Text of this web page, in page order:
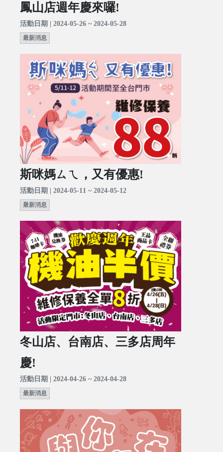
鳳山店週年慶來囉!
活動日期 | 2024-05-26 ~ 2024-05-28
最新消息
斯咪媽ㄙㄟ，又有優惠!
活動日期 | 2024-05-11 ~ 2024-05-12
最新消息
冬山店、台南店、三多店周年
慶!
活動日期 | 2024-04-26 ~ 2024-04-28
最新消息